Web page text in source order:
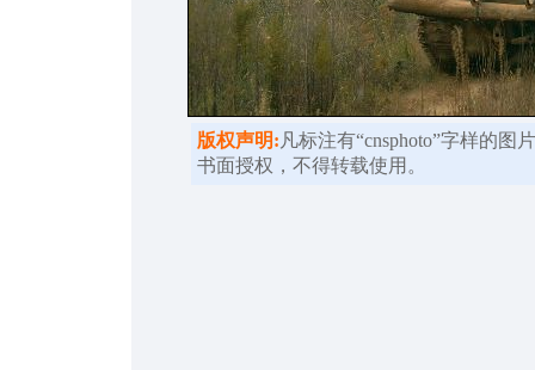
版权声明: 凡标注有“cnsphoto”字样的图
书面授权，不得转载使用。